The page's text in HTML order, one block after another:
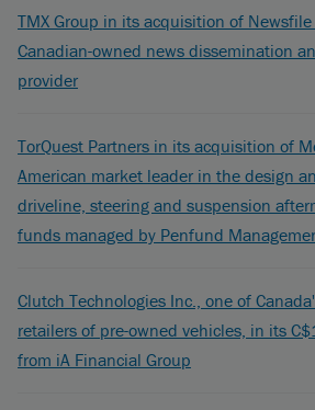
TMX Group in its acquisition of
Canadian-owned news dissemination
provider
TorQuest Partners in its acquisition of
American market leader in the design
driveline, steering and suspension
funds managed by Penfund
Clutch Technologies Inc., one of
retailers of pre-owned vehicles, in its
from iA Financial Group